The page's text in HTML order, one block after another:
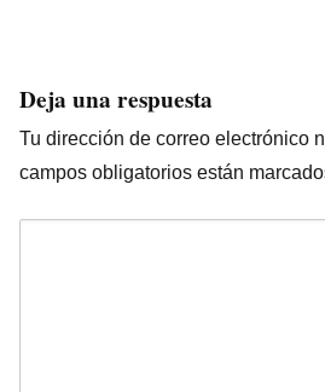
Deja una respuesta
Tu dirección de correo electrónico
campos obligatorios están